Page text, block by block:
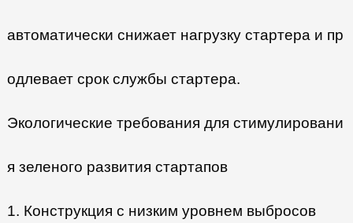
автоматически снижает нагрузку стартера и пр
одлевает срок службы стартера.
Экологические требования для стимулировани
я зеленого развития стартапов
1. Конструкция с низким уровнем выбросов